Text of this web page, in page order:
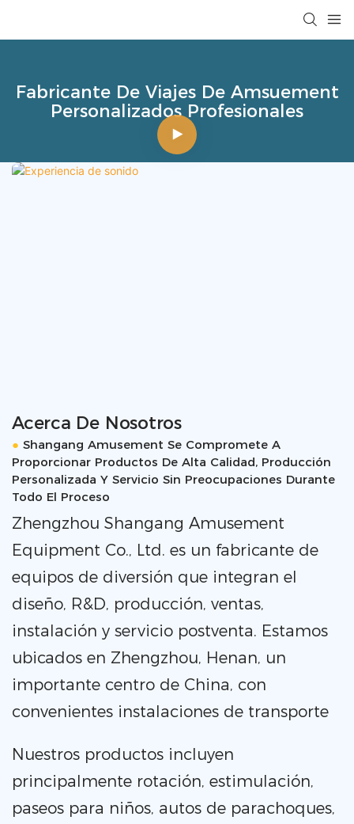
Fabricante De Viajes De Amsuement
Personalizados Profesionales
Acerca De Nosotros
● Shangang Amusement Se Compromete A
Proporcionar Productos De Alta Calidad, Producción
Personalizada Y Servicio Sin Preocupaciones Durante
Todo El Proceso
Zhengzhou Shangang Amusement
Equipment Co., Ltd. es un fabricante de
equipos de diversión que integran el
diseño, R&D, producción, ventas,
instalación y servicio postventa. Estamos
ubicados en Zhengzhou, Henan, un
importante centro de China, con
convenientes instalaciones de transporte
Nuestros productos incluyen
principalmente rotación, estimulación,
paseos para niños, autos de parachoques,